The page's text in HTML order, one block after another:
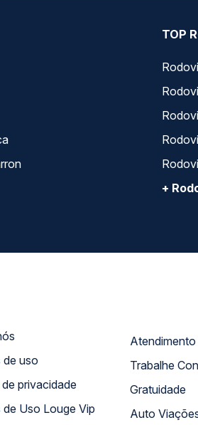
TOP
+
Termos de uso
Política de privacidade
Termos de Uso Louge Vip
Trabalhe
Gratuidade
Auto